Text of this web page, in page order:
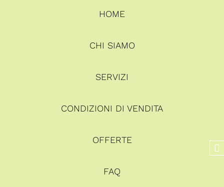
HOME
CHI SIAMO
SERVIZI
CONDIZIONI DI VENDITA
OFFERTE
FAQ